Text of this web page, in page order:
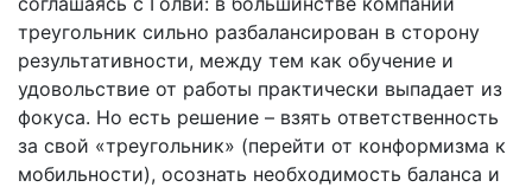
треугольник сильно разбалансирован в сторону
результативности, между тем как обучение и
удовольствие от работы практически выпадает из
фокуса. Но есть решение – взять ответственность
за свой «треугольник» (перейти от конформизма к
мобильности), осознать необходимость баланса и